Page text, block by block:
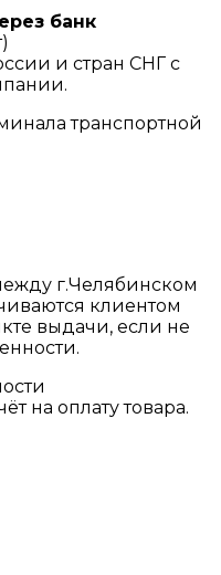
банк
и стран СНГ с
транспортной
г.Челябинском
клиентом
выдачи, если не
на оплату товара.